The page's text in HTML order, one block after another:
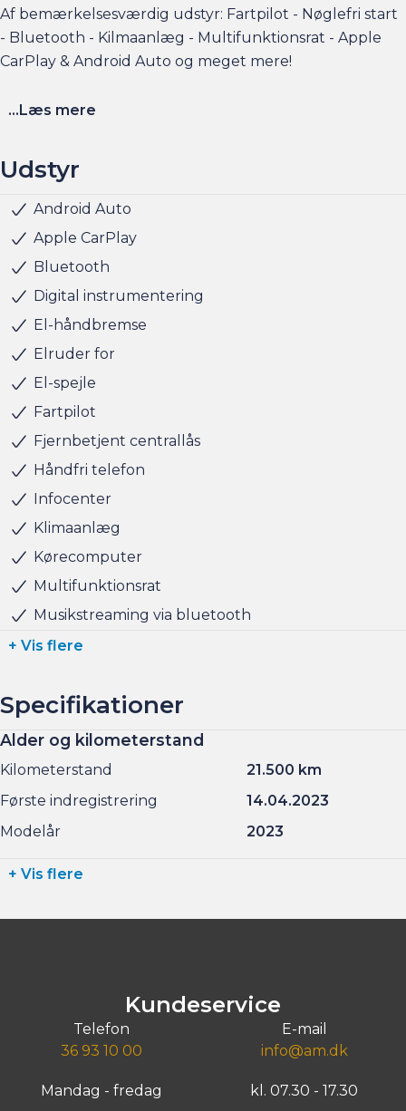
Af bemærkelsesværdig udstyr: Fartpilot - Nøglefri start
- Bluetooth - Kilmaanlæg - Multifunktionsrat - Apple
CarPlay & Android Auto og meget mere!
Se flere billeder, få et overblik over totalomkostninger.
am.dk - så er bilen gjort klar, når du kommer, og der er
sat tid af med en salgskonsulent til at snakke om
Har du behov for et billån, så kan vi hjælpe med
finansiering til markedets bedste priser og vilkår, og vi
tager naturligvis også gerne din nuværende bil i bytte,
hvis du har behov for at få afsat den.
Vi ses i Søborg
...Læs mere
Udstyr
Android Auto
Apple CarPlay
Bluetooth
Digital instrumentering
El-håndbremse
Elruder for
El-spejle
Fartpilot
Fjernbetjent centrallås
Håndfri telefon
Infocenter
Klimaanlæg
Kørecomputer
Multifunktionsrat
Musikstreaming via bluetooth
Nøglefri start
Radio
Servo
USB stik
Hvide blinklys
Indfarvede kofangere
Justerbart rat
Kopholder
Stofindtræk
ABS
Airbag
Antispin
Isofix
Lyssensor
Selealarm
Startspærre
Vejbaneassistent
+ Vis flere
Specifikationer
Alder og kilometerstand
Kilometerstand
21.500 km
Første indregistrering
14.04.2023
Modelår
2023
+ Vis flere
Kundeservice
Telefon
36 93 10 00
E-mail
info@am.dk
Mandag - fredag kl. 07.30 - 17.30